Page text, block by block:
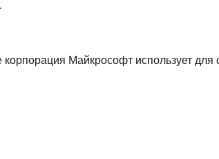
корпорация Майкрософт использует